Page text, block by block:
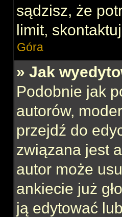
sądzisz, że
limit,
Góra
» Jak
Podobnie jak
autorów,
przejdź do
związana jest
autor może
ankiecie już
ją edytować